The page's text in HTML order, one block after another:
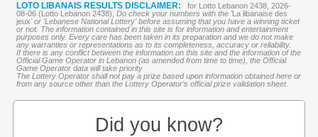
LOTO LIBANAIS RESULTS DISCLAIMER:
for Lotto Lebanon 2438, 2026-
08-06 (Lotto Lebanon 2438), Do check your numbers with the 'La libanaise des
jeux' or 'Lebanese National Lottery' before assuming that you have a winning ticket
or not. The information contained in this site is for information and entertainment
purposes only. Every care has been taken in its preparation and we do not make
any warranties or representations as to its completeness, accuracy or reliability.
If there is any conflict between the information on this site and the information of the
Official Game Operator in Lebanon (as amended from time to time), the Official
Game Operator data will take priority
The Lottery Operator shall not pay a prize based upon information obtained here or
from any source other than the Lottery Operator’s official prize validation sheet.
Did you know?